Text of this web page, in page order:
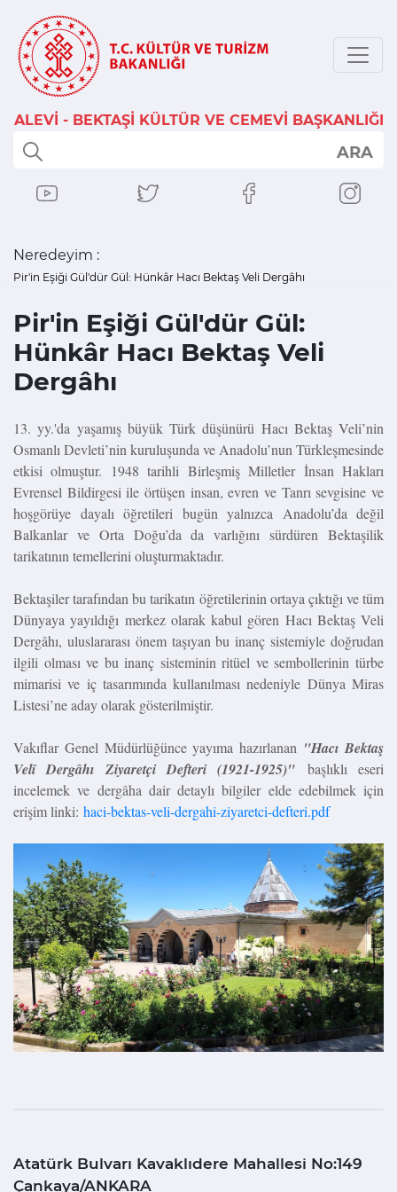
ALEVİ - BEKTAŞİ KÜLTÜR VE CEMEVİ BAŞKANLIĞI
ARA
Neredeyim :
Pir'in Eşiği Gül'dür Gül: Hünkâr Hacı Bektaş Veli Dergâhı
Pir'in Eşiği Gül'dür Gül:
Hünkâr Hacı Bektaş Veli
Dergâhı
13. yy.'da yaşamış büyük Türk düşünürü Hacı Bektaş Veli’nin
Osmanlı Devleti’nin kuruluşunda ve Anadolu’nun Türkleşmesinde
etkisi olmuştur. 1948 tarihli Birleşmiş Milletler İnsan Hakları
Evrensel Bildirgesi ile örtüşen insan, evren ve Tanrı sevgisine ve
hoşgörüye dayalı öğretileri bugün yalnızca Anadolu’da değil
Balkanlar ve Orta Doğu’da da varlığını sürdüren Bektaşilik
tarikatının temellerini oluşturmaktadır.
Bektaşiler tarafından bu tarikatın öğretilerinin ortaya çıktığı ve tüm
Dünyaya yayıldığı merkez olarak kabul gören Hacı Bektaş Veli
Dergâhı, uluslararası önem taşıyan bu inanç sistemiyle doğrudan
ilgili olması ve bu inanç sisteminin ritüel ve sembollerinin türbe
mimarisi ve iç tasarımında kullanılması nedeniyle Dünya Miras
Listesi’ne aday olarak gösterilmiştir.
Vakıflar Genel Müdürlüğünce yayıma hazırlanan "Hacı Bektaş
Velî Dergâhı Ziyaretçi Defteri(1921-1925)"
başlıklı eseri
incelemek ve dergâha dair detaylı bilgiler elde edebilmek için
erişim linki: haci-bektas-veli-dergahi-ziyaretci-defteri.pdf
Atatürk Bulvarı Kavaklıdere Mahallesi No:149
Çankaya/ANKARA